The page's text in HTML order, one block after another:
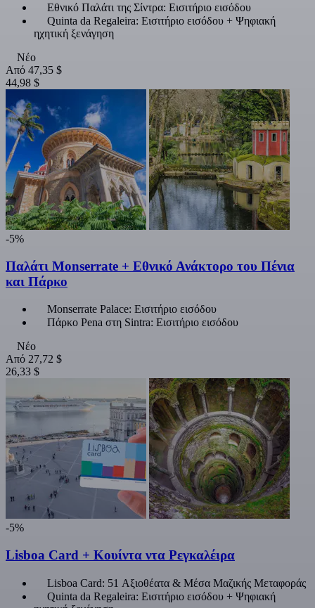
Εθνικό Παλάτι της Σίντρα: Εισιτήριο εισόδου
Quinta da Regaleira: Εισιτήριο εισόδου + Ψηφιακή
ηχητική ξενάγηση
Νέο
Από 47,35 $
44,98 $
-5%
Παλάτι Monserrate + Εθνικό Ανάκτορο του Πένια
και Πάρκο
Monserrate Palace: Εισιτήριο εισόδου
Πάρκο Pena στη Sintra: Εισιτήριο εισόδου
Νέο
Από 27,72 $
26,33 $
-5%
Lisboa Card + Κουίντα ντα Ρεγκαλέιρα
Lisboa Card: 51 Αξιοθέατα & Μέσα Μαζικής Μεταφοράς
Quinta da Regaleira: Εισιτήριο εισόδου + Ψηφιακή